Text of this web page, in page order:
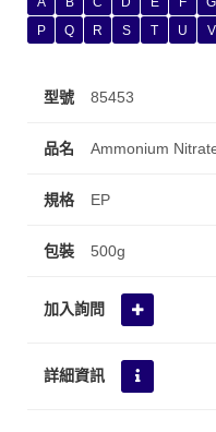
P
Q R S T U V
85453
Ammonium
EP
500g